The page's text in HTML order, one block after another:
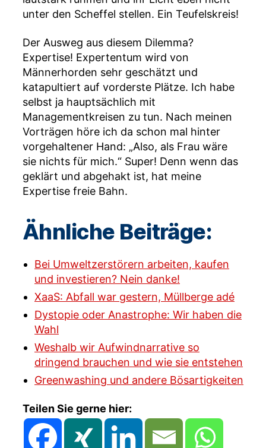
unter den Scheffel stellen. Ein Teufelskreis!
Der Ausweg aus diesem Dilemma?
Expertise! Expertentum wird von
Männerhorden sehr geschätzt und
katapultiert auf vorderste Plätze. Ich habe
selbst ja hauptsächlich mit
Managementkreisen zu tun. Nach meinen
Vorträgen höre ich da schon mal hinter
vorgehaltener Hand: „Also, als Frau wäre
sie nichts für mich.“ Super! Denn wenn das
geklärt und abgehakt ist, hat meine
Expertise freie Bahn.
Ähnliche Beiträge:
Bei Umweltzerstörern arbeiten, kaufen
und investieren? Nein danke!
XaaS: Abfall war gestern, Müllberge adé
Dystopie oder Anastrophe: Wir haben die
Wahl
Weshalb wir Aufwindnarrative so
dringend brauchen und wie sie entstehen
Greenwashing und andere Bösartigkeiten
Teilen Sie gerne hier: